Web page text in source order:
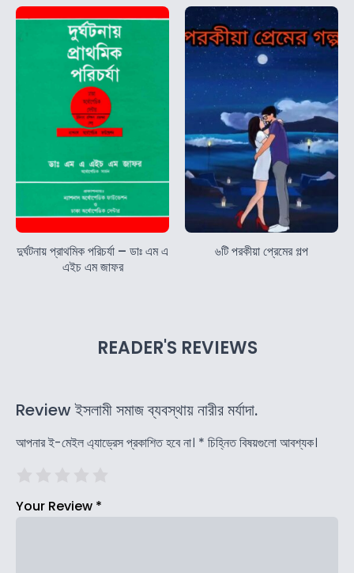
দুর্ঘটনায় প্রাথমিক পরিচর্যা – ডাঃ এম এ
এইচ এম জাফর
৬টি পরকীয়া প্রেমের গল্প
READER'S REVIEWS
Review ইসলামী সমাজ ব্যবস্থায় নারীর মর্যাদা.
আপনার ই-মেইল এ্যাড্রেস প্রকাশিত হবে না। * চিহ্নিত বিষয়গুলো আবশ্যক।
Your Review *